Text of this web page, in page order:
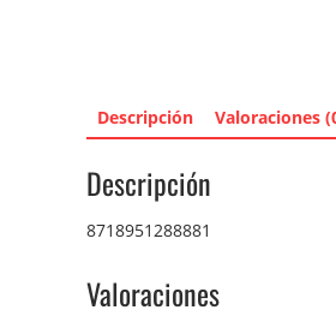
Descripción Valoraciones
Descripción
8718951288881
Valoraciones